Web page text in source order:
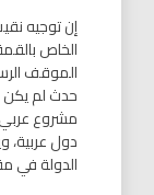
إن توجيه
الخاص
الموقف
حدث لم
مشروع
دول
الدولة في